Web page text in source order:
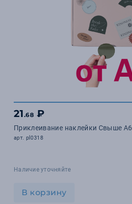
21.68 ₽
Приклеивание наклейки Свыше А6
арт. pl0318
Наличие уточняйте
В корзину